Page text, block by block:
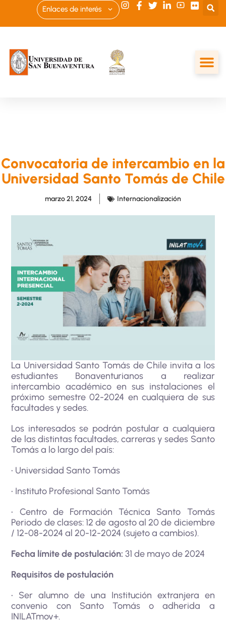
Enlaces de interés
Convocatoria de intercambio en la
Universidad Santo Tomás de Chile
marzo 21, 2024 Internacionalización
La Universidad Santo Tomás de Chile invita a los
estudiantes Bonaventurianos a realizar
intercambio académico en sus instalaciones el
próximo semestre 02-2024 en cualquiera de sus
facultades y sedes.
Los interesados se podrán postular a cualquiera
de las distintas facultades, carreras y sedes Santo
Tomás a lo largo del país:
• Universidad Santo Tomás
• Instituto Profesional Santo Tomás
• Centro de Formación Técnica Santo Tomás
Periodo de clases: 12 de agosto al 20 de diciembre
/ 12-08-2024 al 20-12-2024 (sujeto a cambios).
Fecha límite de postulación: 31 de mayo de 2024
Requisitos de postulación
• Ser alumno de una Institución extranjera en
convenio con Santo Tomás o adherida a
INILATmov+.